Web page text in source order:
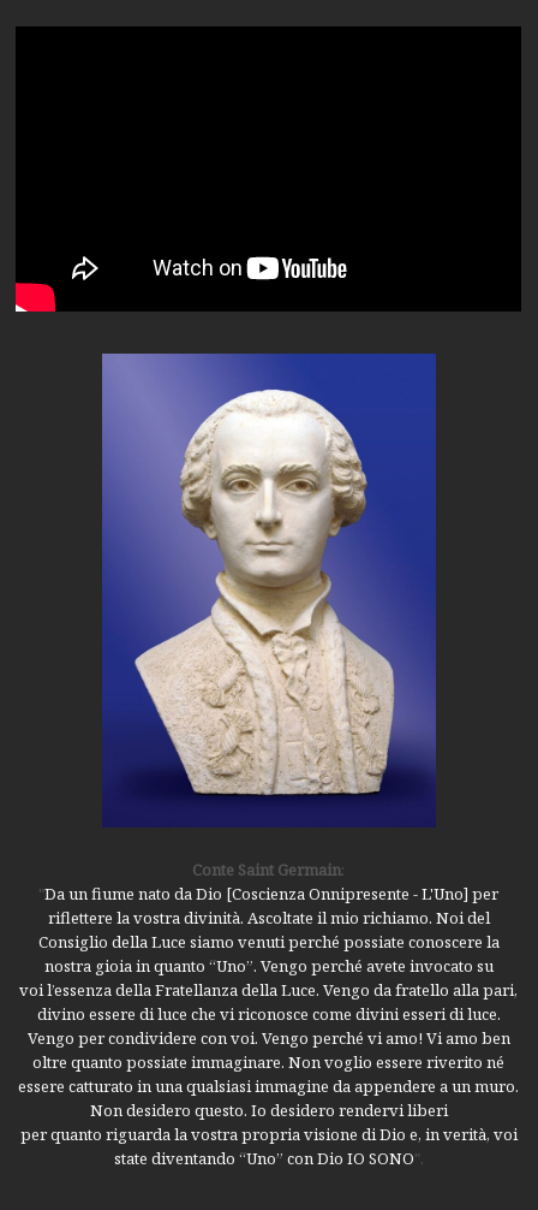
Conte Saint Germain:
"Da un fiume nato da Dio [Coscienza Onnipresente - L'Uno] per
riflettere la vostra divinità. Ascoltate il mio richiamo. Noi del
Consiglio della Luce siamo venuti perché possiate conoscere la
nostra gioia in quanto “Uno”. Vengo perché avete invocato su
voi l’essenza della Fratellanza della Luce. Vengo da fratello alla pari,
divino essere di luce che vi riconosce come divini esseri di luce.
Vengo per condividere con voi. Vengo perché vi amo! Vi amo ben
oltre quanto possiate immaginare. Non voglio essere riverito né
essere catturato in una qualsiasi immagine da appendere a un muro.
Non desidero questo. Io desidero rendervi liberi
per quanto riguarda la vostra propria visione di Dio e, in verità, voi
state diventando “Uno” con Dio IO SONO".